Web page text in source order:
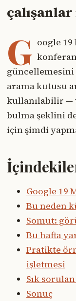
G oogle 19
güncellemesini
arama kutusu
kullanılabilir —
bulma şeklini
için şimdi
Google 19
Bu neden
Somut:
Bu hafta
Pratikte
işletmesi
Sık
Sonuç